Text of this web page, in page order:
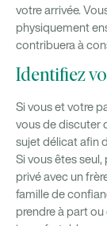
votre arrivée.
physiquement
contribuera à
Identifiez
Si vous et votre
vous de discuter
sujet délicat afin
Si vous êtes
privé avec un
famille de
prendre à part